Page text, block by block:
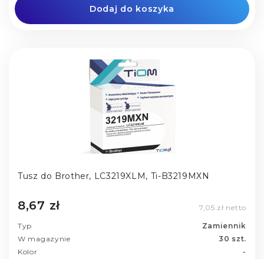
Dodaj do koszyka
Tusz do Brother, LC3219XLM, Ti-B3219MXN
8,67 zł 7,05 zł netto
Typ
Zamiennik
W magazynie
30 szt.
Kolor
-